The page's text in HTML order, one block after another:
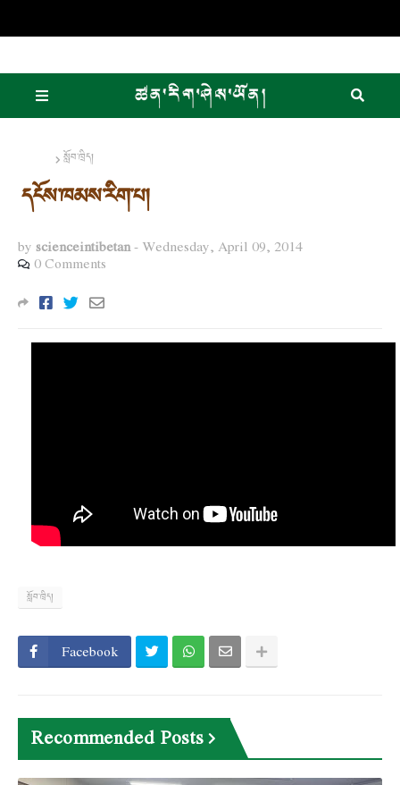
སློབ་ཁྲིད།
དངོས་ཁམས་རིག་པ།
by scienceintibetan- Wednesday, April 09, 2014
0 Comments
སློབ་ཁྲིད།
Facebook
Recommended Posts